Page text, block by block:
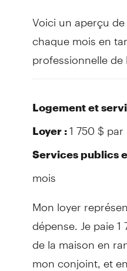
Voici un aperçu
chaque mois en
professionnelle
Logement et
Loyer :1 750 $
Services publics
mois
Mon loyer
dépense. Je paie
de la maison en
mon conjoint, et